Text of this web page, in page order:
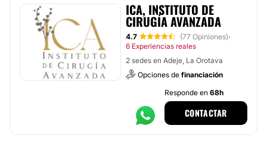
ICA, INSTITUTO DE
CIRUGÍA AVANZADA
4.7 (77 Opiniones)·
6 Experiencias reales
2 sedes en Adeje, La Orotava
Opciones de financiación
Responde en 68h
CONTACTAR